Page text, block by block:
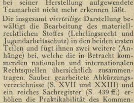
Teamarbeit nicht mehr erkennen läßt.
Die insgesamt vierteilige Darstellung be¬
wältigt die Bearbeitung des materiell¬
rechtlichen Stoffes (Lehrlingsrecht und
Jugendarbeitsschutz) in den beiden ersten
Teilen und fügt ihnen zwei weitere (An¬
hänge) bei, welche die in Betracht kom¬
menden nationalen und internationalen
Rechtsquellen übersichtlich zusammen¬
tragen. Sauber gearbeitete Abkürzungs¬
verzeichnisse (S. XVII und XXIII) und
ein reiches Sachregister (S. 439 ff.) er¬
höhen die Praktikabilität des Kommen¬